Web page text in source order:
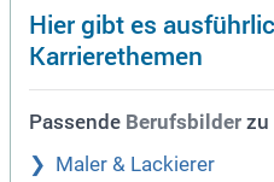
Hier gibt es
Karrierethemen
Passende Berufsbilder zu
Maler & Lackierer